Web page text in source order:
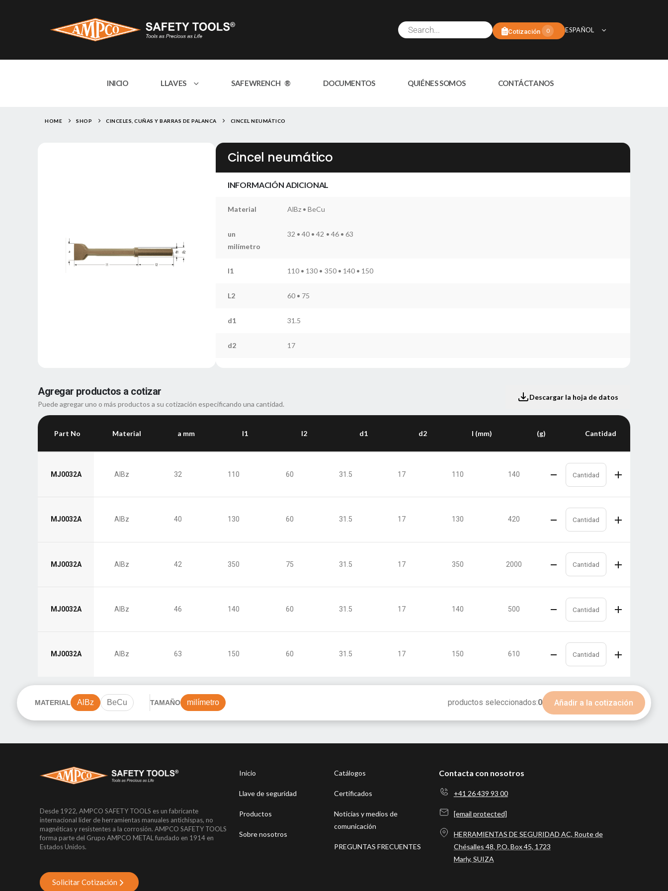
0
Cotización ESPAÑOL
INICIO LLAVES SAFEWRENCH ® DOCUMENTOS QUIÉNES SOMOS CONTÁCTANOS
HOME SHOP CINCELES, CUÑAS Y BARRAS DE PALANCA CINCEL NEUMÁTICO
Cincel neumático
INFORMACIÓN ADICIONAL
Material AlBz • BeCu
un
milímetro
32 • 40 • 42 • 46 • 63
l1 110 • 130 • 350 • 140 • 150
L2 60 • 75
d1 31.5
d2 17
Agregar productos a cotizar
Puede agregar uno o más productos a su cotización especificando una cantidad.
Descargar la hoja de datos
Part No Material a mm l1 l2 d1 d2 l (mm) (g) Cantidad
MJ0032A AlBz 32 110 60 31.5 17 110 140
MJ0032A AlBz 40 130 60 31.5 17 130 420
MJ0032A AlBz 42 350 75 31.5 17 350 2000
MJ0032A AlBz 46 140 60 31.5 17 140 500
MJ0032A AlBz 63 150 60 31.5 17 150 610
MATERIAL AlBz BeCu TAMAÑO milímetro productos seleccionados:0 Añadir a la cotización
Desde 1922, AMPCO SAFETY TOOLS es un fabricante
internacional líder de herramientas manuales antichispas, no
magnéticas y resistentes a la corrosión. AMPCO SAFETY TOOLS
forma parte del Grupo AMPCO METAL fundado en 1914 en
Estados Unidos.
Solicitar Cotización
Inicio
Llave de seguridad
Productos
Sobre nosotros
Catálogos
Certificados
Noticias y medios de
comunicación
PREGUNTAS FRECUENTES
Contacta con nosotros
+41 26 439 93 00
[email protected]
HERRAMIENTAS DE SEGURIDAD AC, Route de
Chésalles 48, P.O. Box 45, 1723
Marly, SUIZA